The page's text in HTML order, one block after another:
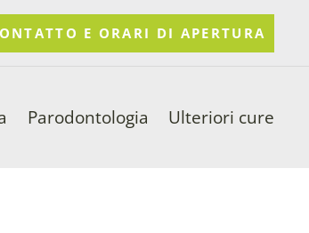
E ORARI DI APERTURA
Parodontologia Ulteriori cure